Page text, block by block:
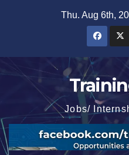
Thu. Aug 6th,
Jobs/